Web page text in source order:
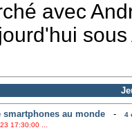
avec
au monde-
4
17:30:00 ...